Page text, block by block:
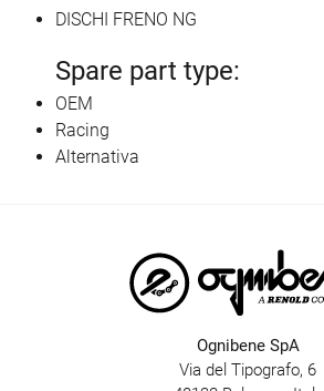
DISCHI FRENO NG
Spare part type:
OEM
Racing
Alternativa
Ognibene SpA
Via del Tipografo, 6